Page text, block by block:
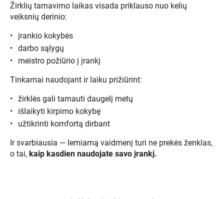
Žirklių tarnavimo laikas visada priklauso nuo kelių
veiksnių derinio:
įrankio kokybės
darbo sąlygų
meistro požiūrio į įrankį
Tinkamai naudojant ir laiku prižiūrint:
žirklės gali tarnauti daugelį metų
išlaikyti kirpimo kokybę
užtikrinti komfortą dirbant
Ir svarbiausia — lemiamą vaidmenį turi ne prekės ženklas,
o tai, kaip kasdien naudojate savo įrankį.